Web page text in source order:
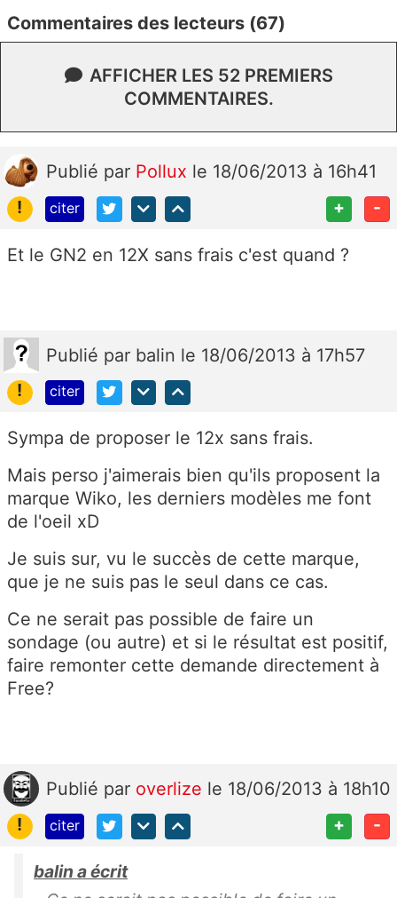
Commentaires des lecteurs (67)
AFFICHER LES 52 PREMIERS
COMMENTAIRES.
Publié par Pollux le 18/06/2013 à 16h41
!
citer + -
Et le GN2 en 12X sans frais c'est quand ?
Publié par balin le 18/06/2013 à 17h57
!
citer
Sympa de proposer le 12x sans frais.
Mais perso j'aimerais bien qu'ils proposent la
marque Wiko, les derniers modèles me font
de l'oeil xD
Je suis sur, vu le succès de cette marque,
que je ne suis pas le seul dans ce cas.
Ce ne serait pas possible de faire un
sondage (ou autre) et si le résultat est positif,
faire remonter cette demande directement à
Free?
Publié par overlize le 18/06/2013 à 18h10
!
citer + -
balin a écrit